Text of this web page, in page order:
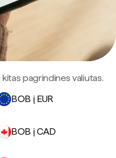
pagrindines valiutas.
BOB į EUR
BOB į CAD